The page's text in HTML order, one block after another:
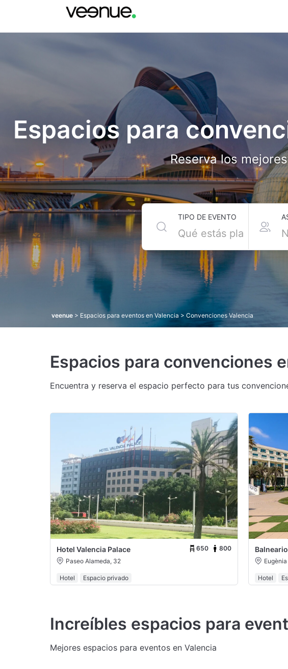
Espacios para
Reserva los
TIPO DE EVENTO
veenue > Espacios para eventos en Valencia > Convenciones Valencia
Espacios para convenciones
Encuentra y reserva el espacio perfecto para tus
Hotel Valencia Palace 650
800
Paseo Alameda, 32
Hotel Espacio privado Hotel
Increíbles espacios para
Mejores espacios para eventos en Valencia